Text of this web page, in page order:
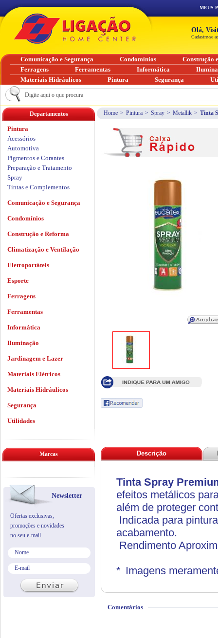
Home > Pintura > Spray > Metallik > Tinta
Descrição
Tinta Spray
efeitos metálicos
além de proteger
Indicada para
acabamento.
Rendimento
* Imagens
Comentários
Departamentos
Pintura
Acessórios
Automotiva
Pigmentos e Corantes
Preparação e Tratamento
Spray
Tintas e Complementos
Comunicação e Segurança
Condomínios
Construção e Reforma
Climatização e Ventilação
Eletroportáteis
Esporte
Ferragens
Ferramentas
Informática
Iluminação
Jardinagem e Lazer
Materiais Elétricos
Materiais Hidráulicos
Segurança
Utilidades
Marcas
Newsletter
Ofertas exclusivas,
promoções e novidades
no seu e-mail.
MEUS
Olá,
Cadastre-se
Comunicação e Segurança Condomínios
Construção
Ferragens
Ferramentas Informática
Materiais Hidráulicos
Pintura Segurança